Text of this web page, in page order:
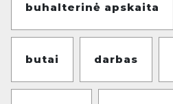
buhalterinė apskaita
butai darbas